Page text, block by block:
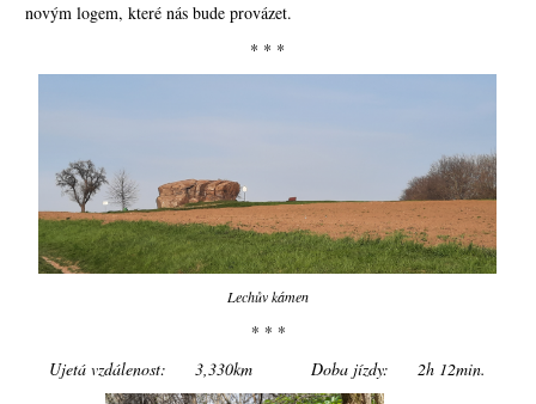
novým logem, které nás bude provázet.
* * *
Lechův kámen
* * *
Ujetá vzdálenost: 3,330km Doba jízdy: 2h 12min.